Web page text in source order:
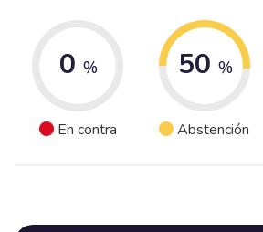
0 %
En contra
50 %
Abstención